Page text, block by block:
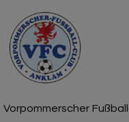
Vorpommerscher